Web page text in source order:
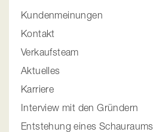
Kundenmeinungen
Kontakt
Verkaufsteam
Aktuelles
Karriere
Interview mit den Gründern
Entstehung eines Schauraums